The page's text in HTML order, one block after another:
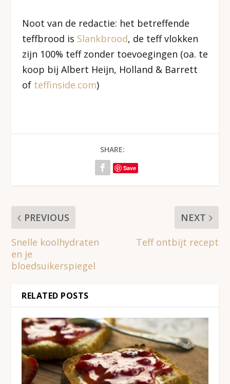
Noot van de redactie: het betreffende
teffbrood is Slankbrood, de teff vlokken
zijn 100% teff zonder toevoegingen (oa. te
koop bij Albert Heijn, Holland & Barrett
of teffinside.com)
SHARE:
Save
PREVIOUS
Snelle koolhydraten
en je
bloedsuikerspiegel
NEXT
Teff ontbijt recept
RELATED POSTS